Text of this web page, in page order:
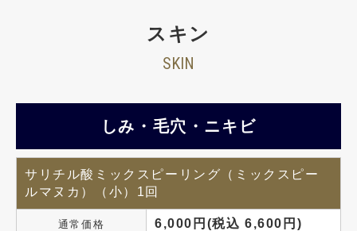
スキン
SKIN
しみ・毛穴・ニキビ
サリチル酸ミックスピーリング（ミックスピー
ルマヌカ）（小）1回
通常価格 6,000円(税込 6,600円)